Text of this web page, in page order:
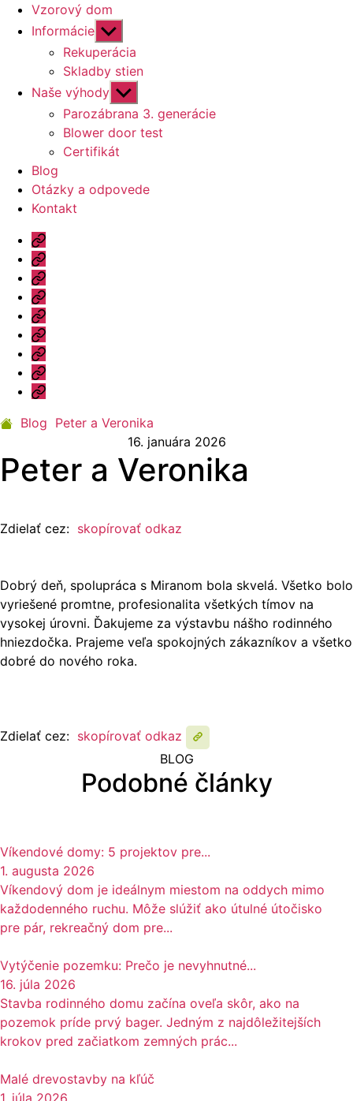
Vzorový dom
Informácie Zobraziť
druhú
úroveň
navigácie
Rekuperácia
Skladby stien
Naše výhody Zobraziť
druhú
úroveň
navigácie
Parozábrana 3. generácie
Blower door test
Certifikát
Blog
Otázky a odpovede
Kontakt
Úvod
Ponuka
Katalóg
Vzorový
dom
Informácie
Naše
výhody
Blog
Otázky
a
Kontakt
Blog Peter a Veronika
16. januára 2026
Peter a Veronika
Zdielať cez: skopírovať odkaz
Dobrý deň, spolupráca s Miranom bola skvelá. Všetko bolo
vyriešené promtne, profesionalita všetkých tímov na
vysokej úrovni. Ďakujeme za výstavbu nášho rodinného
hniezdočka. Prajeme veľa spokojných zákazníkov a všetko
dobré do nového roka.
Zdielať cez: skopírovať odkaz
BLOG
Podobné články
Víkendové domy: 5 projektov pre...
1. augusta 2026
Víkendový dom je ideálnym miestom na oddych mimo
každodenného ruchu. Môže slúžiť ako útulné útočisko
pre pár, rekreačný dom pre...
Vytýčenie pozemku: Prečo je nevyhnutné...
16. júla 2026
Stavba rodinného domu začína oveľa skôr, ako na
pozemok príde prvý bager. Jedným z najdôležitejších
krokov pred začiatkom zemných prác...
Malé drevostavby na kľúč
1. júla 2026